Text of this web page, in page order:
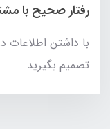
رفتار صحیح با
با داشتن
تصمیم بگیرید